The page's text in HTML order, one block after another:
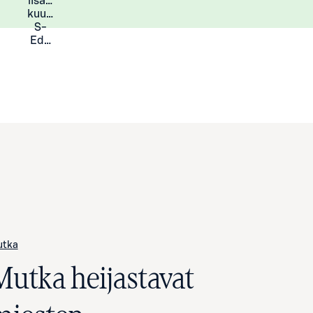
kuukauden
S-
Eduista
heijastavat